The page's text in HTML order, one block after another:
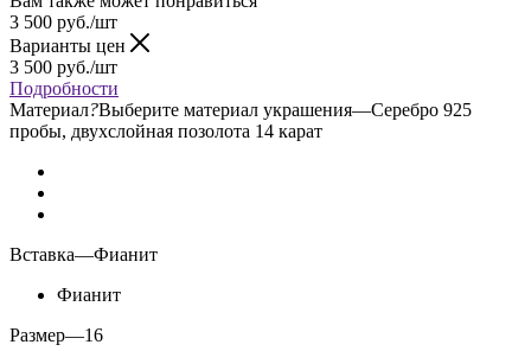
3 500 руб./шт
Варианты цен
3 500 руб./шт
Подробности
Материал?Выберите материал украшения—Серебро 925
пробы, двухслойная позолота 14 карат
Вставка—Фианит
Фианит
Размер—16